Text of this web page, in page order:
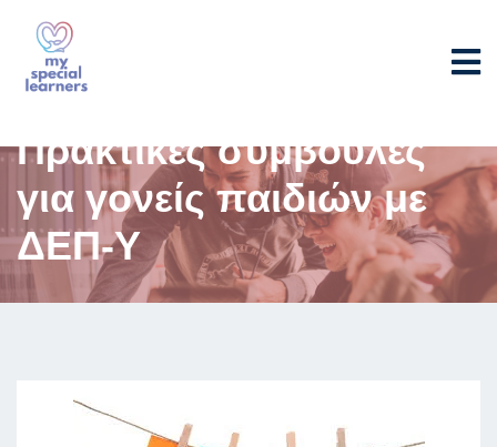
Πρακτικές συμβουλές
για γονείς παιδιών με
ΔΕΠ-Υ